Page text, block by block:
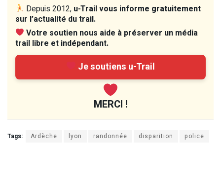
Depuis 2012, u-Trail vous informe gratuitement
sur l’actualité du trail.
Votre soutien nous aide à préserver un média
trail libre et indépendant.
Je soutiens u-Trail
MERCI !
Tags: Ardèche lyon randonnée disparition police